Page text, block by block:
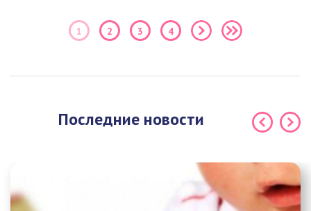
1 2 3 4
Последние новости